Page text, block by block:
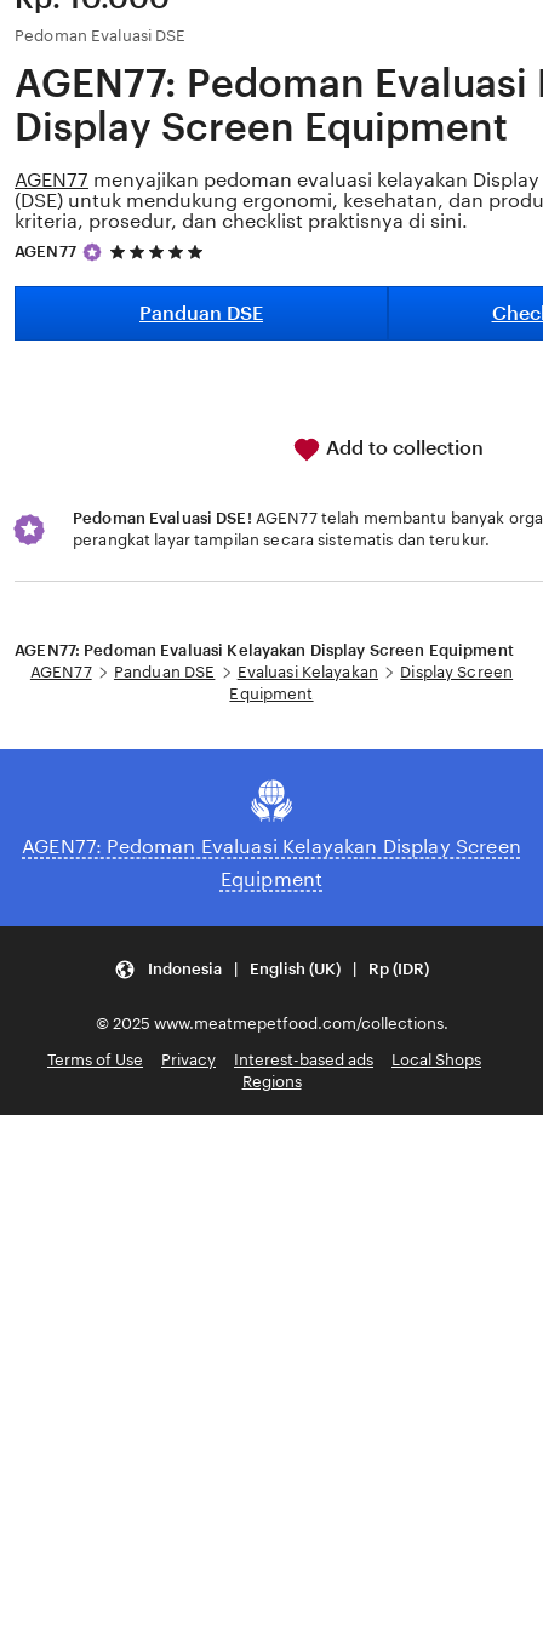
Pedoman Evaluasi DSE
AGEN77: Pedoman Evaluasi
Display Screen Equipment
AGEN77 menyajikan pedoman evaluasi kelayakan
(DSE) untuk mendukung ergonomi, kesehatan, dan
kriteria, prosedur, dan checklist praktisnya di sini.
AGEN77
5
of
Panduan DSE
Add to collection
Pedoman Evaluasi DSE! AGEN77 telah membantu banyak
perangkat layar tampilan secara sistematis dan terukur.
Loading...
AGEN77: Pedoman Evaluasi Kelayakan Display Screen Equipment
AGEN77
Panduan DSE Evaluasi Kelayakan
Display Screen
Equipment
AGEN77: Pedoman Evaluasi Kelayakan Display Screen
Equipment
Indonesia | English (UK) | Rp (IDR)
© 2025 www.meatmepetfood.com/collections.
Terms of Use
Privacy Interest-based ads
Local Shops
Regions